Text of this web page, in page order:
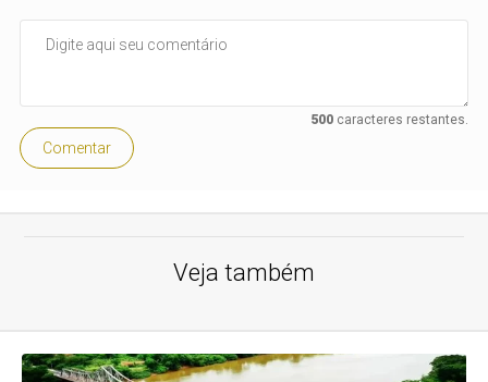
500caracteres restantes.
Comentar
Veja também